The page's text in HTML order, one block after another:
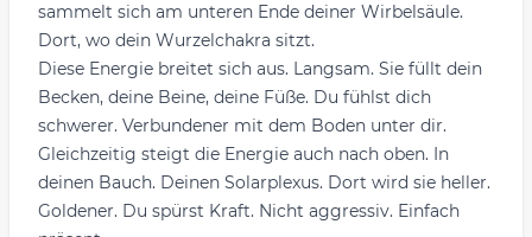
sammelt sich am unteren Ende deiner Wirbelsäule.
Dort, wo dein Wurzelchakra sitzt.
Diese Energie breitet sich aus. Langsam. Sie füllt dein
Becken, deine Beine, deine Füße. Du fühlst dich
schwerer. Verbundener mit dem Boden unter dir.
Gleichzeitig steigt die Energie auch nach oben. In
deinen Bauch. Deinen Solarplexus. Dort wird sie heller.
Goldener. Du spürst Kraft. Nicht aggressiv. Einfach